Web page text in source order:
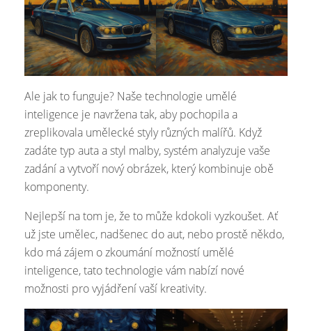
Ale jak to funguje? Naše technologie umělé
inteligence je navržena tak, aby pochopila a
zreplikovala umělecké styly různých malířů. Když
zadáte typ auta a styl malby, systém analyzuje vaše
zadání a vytvoří nový obrázek, který kombinuje obě
komponenty.
Nejlepší na tom je, že to může kdokoli vyzkoušet. Ať
už jste umělec, nadšenec do aut, nebo prostě někdo,
kdo má zájem o zkoumání možností umělé
inteligence, tato technologie vám nabízí nové
možnosti pro vyjádření vaší kreativity.